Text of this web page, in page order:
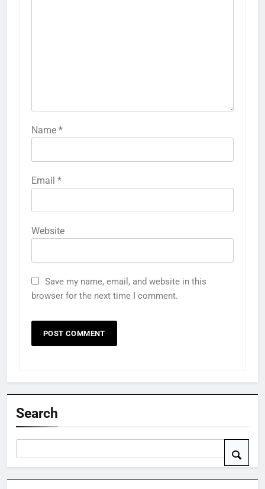
Name *
Email *
Website
Save my name, email, and website in this
browser for the next time I comment.
Search